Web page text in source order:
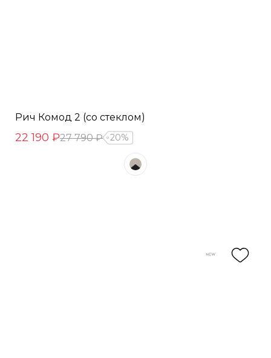
Рич Комод 2 (со стеклом)
22 190 ₽27 790 ₽ 20%